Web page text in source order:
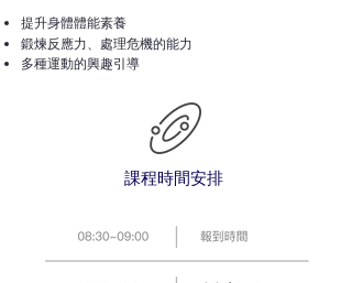
提升身體體能素養
鍛煉反應力、處理危機的能力
​多種運動的興趣引導
​課程時間安排